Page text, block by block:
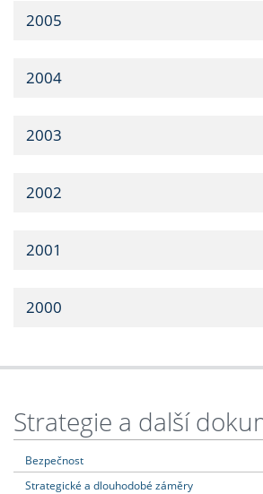
2005
2004
2003
2002
2001
2000
Strategie a další
Bezpečnost
Strategické a dlouhodobé záměry